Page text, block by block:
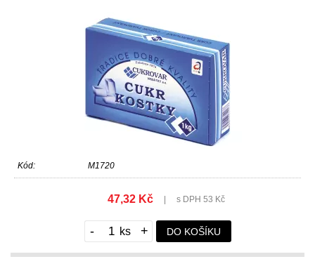
Kód: M1720
47,32 Kč s DPH 53 Kč
- + DO KOŠÍKU